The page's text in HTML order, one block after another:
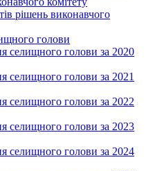
рішень виконавчого
голови
селищного голови за 2020
селищного голови за 2021
селищного голови за 2022
селищного голови за 2023
селищного голови за 2024